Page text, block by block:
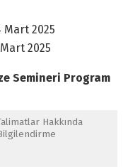
Mart 2025
2025
Semineri Program
Hakkında